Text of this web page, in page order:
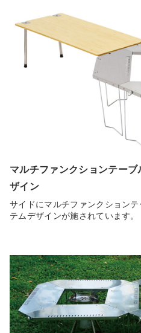
マルチファンクションテー
ザイン
サイドにマルチファンクション
テムデザインが施されています。